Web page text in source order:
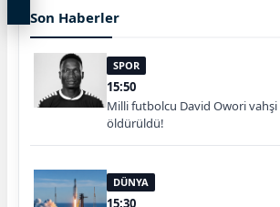
Son Haberler
SPOR
15:50
Milli futbolcu David Owori vahşi
öldürüldü!
DÜNYA
15:30